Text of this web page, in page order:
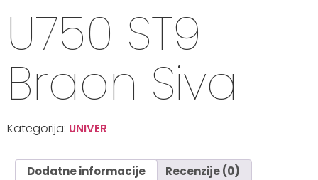
U750 ST9
Braon Siva
Kategorija: UNIVER
Dodatne informacije Recenzije (0)